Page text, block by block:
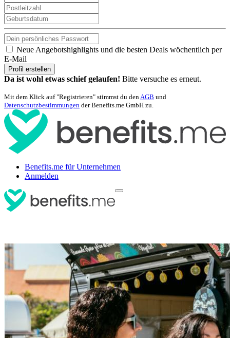
Neue Angebotshighlights und die besten Deals wöchentlich per
E-Mail
Profil erstellen
Da ist wohl etwas schief gelaufen! Bitte versuche es erneut.
Mit dem Klick auf "Registrieren" stimmst du denAGB und
Datenschutzbestimmungen der Benefits.me GmbH zu.
Benefits.me für Unternehmen
Anmelden